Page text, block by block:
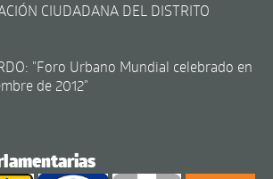
CIUDADANA DEL DISTRITO
"Foro Urbano Mundial celebrado en
de 2012"